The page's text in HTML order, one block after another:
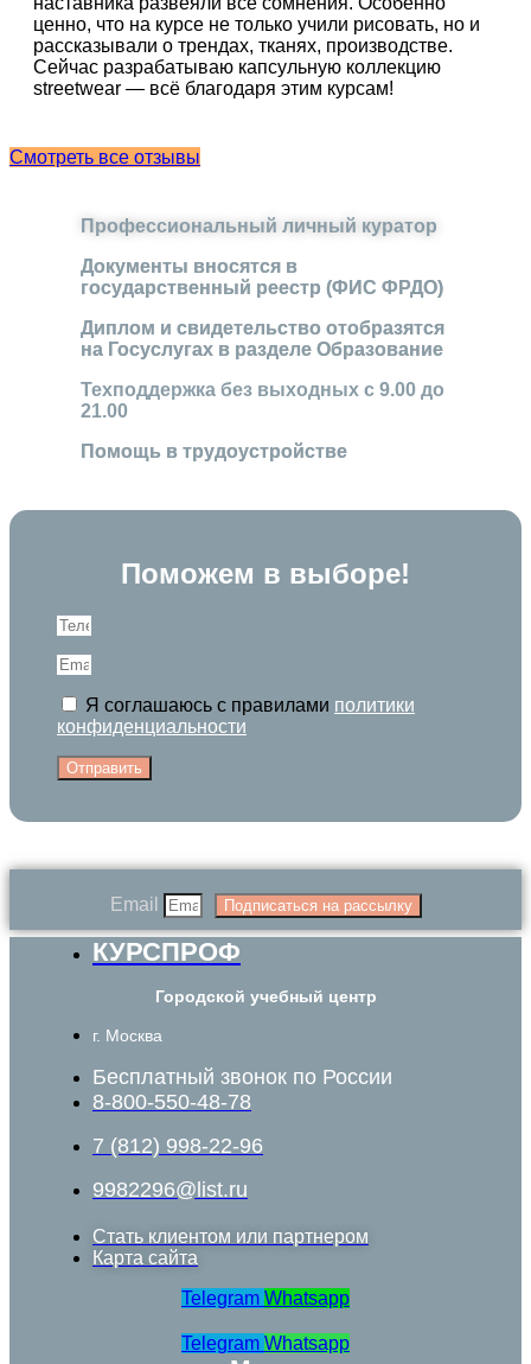
ценно, что на курсе не только учили рисовать, но и
рассказывали о трендах, тканях, производстве.
Сейчас разрабатываю капсульную коллекцию
streetwear — всё благодаря этим курсам!
Смотреть все отзывы
Профессиональный личный куратор
Документы вносятся в
государственный реестр (ФИС ФРДО)
Диплом и свидетельство отобразятся
на Госуслугах в разделе Образование
Техподдержка без выходных с 9.00 до
21.00
Помощь в трудоустройстве
Поможем в выборе!
Я соглашаюсь с правилами политики
конфиденциальности
Отправить
Email Подписаться на рассылку
КУРСПРОФ
Городской учебный центр
г. Москва
Бесплатный звонок по России
8-800-550-48-78
7 (812) 998-22-96
9982296@list.ru
Стать клиентом или партнером
Карта сайта
Telegram Whatsapp
Telegram Whatsapp